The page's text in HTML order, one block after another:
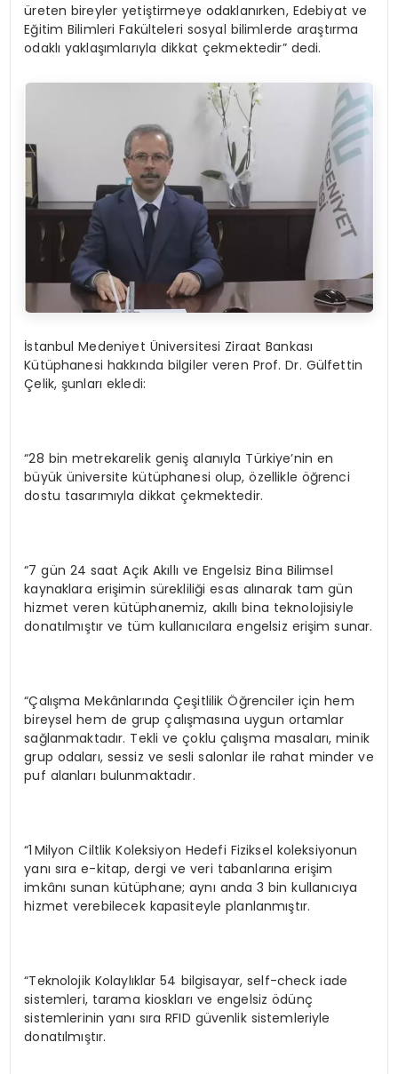
üreten bireyler yetiştirmeye odaklanırken, Edebiyat ve
Eğitim Bilimleri Fakülteleri sosyal bilimlerde araştırma
odaklı yaklaşımlarıyla dikkat çekmektedir” dedi.
İstanbul Medeniyet Üniversitesi Ziraat Bankası
Kütüphanesi hakkında bilgiler veren Prof. Dr. Gülfettin
Çelik, şunları ekledi:
“28 bin metrekarelik geniş alanıyla Türkiye’nin en
büyük üniversite kütüphanesi olup, özellikle öğrenci
dostu tasarımıyla dikkat çekmektedir.
“7 gün 24 saat Açık Akıllı ve Engelsiz Bina Bilimsel
kaynaklara erişimin sürekliliği esas alınarak tam gün
hizmet veren kütüphanemiz, akıllı bina teknolojisiyle
donatılmıştır ve tüm kullanıcılara engelsiz erişim sunar.
“Çalışma Mekânlarında Çeşitlilik Öğrenciler için hem
bireysel hem de grup çalışmasına uygun ortamlar
sağlanmaktadır. Tekli ve çoklu çalışma masaları, minik
grup odaları, sessiz ve sesli salonlar ile rahat minder ve
puf alanları bulunmaktadır.
“1 Milyon Ciltlik Koleksiyon Hedefi Fiziksel koleksiyonun
yanı sıra e-kitap, dergi ve veri tabanlarına erişim
imkânı sunan kütüphane; aynı anda 3 bin kullanıcıya
hizmet verebilecek kapasiteyle planlanmıştır.
“Teknolojik Kolaylıklar 54 bilgisayar, self-check iade
sistemleri, tarama kioskları ve engelsiz ödünç
sistemlerinin yanı sıra RFID güvenlik sistemleriyle
donatılmıştır.